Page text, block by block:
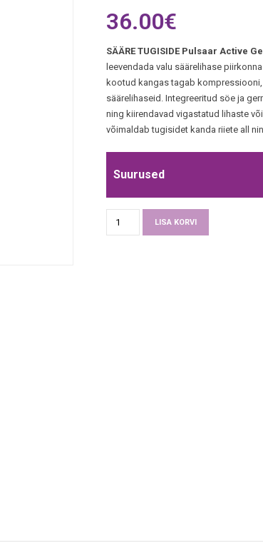
36.00€
SÄÄRE TUGISIDE Pulsaar Active
leevendada valu säärelihase
kootud kangas tagab
säärelihaseid. Integreeritud söe ja
ning kiirendavad vigastatud lihaste
võimaldab tugisidet kanda riiete all
Suurused
LISA KORVI